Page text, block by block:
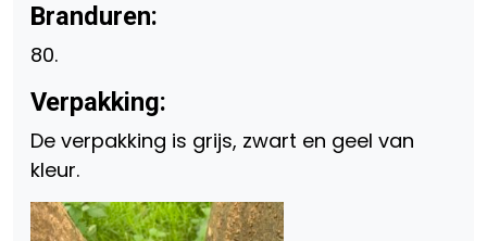
Branduren:
80.
Verpakking:
De verpakking is grijs, zwart en geel van
kleur.